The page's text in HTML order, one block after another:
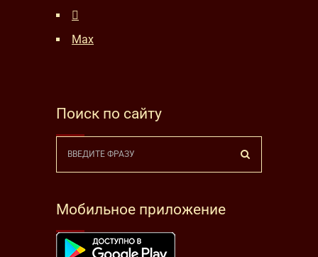
Max
Поиск по сайту
Мобильное приложение